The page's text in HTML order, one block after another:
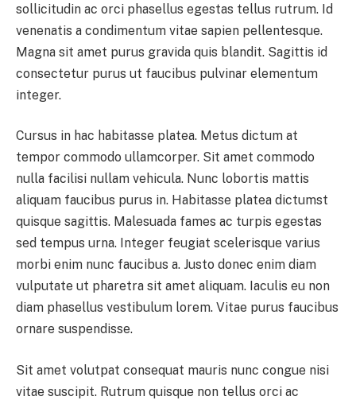
sollicitudin ac orci phasellus egestas tellus rutrum. Id
venenatis a condimentum vitae sapien pellentesque.
Magna sit amet purus gravida quis blandit. Sagittis id
consectetur purus ut faucibus pulvinar elementum
integer.
Cursus in hac habitasse platea. Metus dictum at
tempor commodo ullamcorper. Sit amet commodo
nulla facilisi nullam vehicula. Nunc lobortis mattis
aliquam faucibus purus in. Habitasse platea dictumst
quisque sagittis. Malesuada fames ac turpis egestas
sed tempus urna. Integer feugiat scelerisque varius
morbi enim nunc faucibus a. Justo donec enim diam
vulputate ut pharetra sit amet aliquam. Iaculis eu non
diam phasellus vestibulum lorem. Vitae purus faucibus
ornare suspendisse.
Sit amet volutpat consequat mauris nunc congue nisi
vitae suscipit. Rutrum quisque non tellus orci ac